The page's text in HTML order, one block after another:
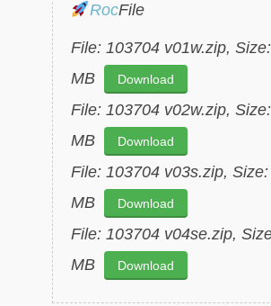
RocFile
File: 103704 v01w.zip,
MB
Download
File: 103704 v02w.zip,
MB
Download
File: 103704 v03s.zip,
MB
Download
File: 103704 v04se.zip,
MB
Download